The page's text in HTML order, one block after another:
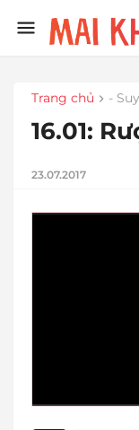
Trang chủ -
16.01:
23.07.2017